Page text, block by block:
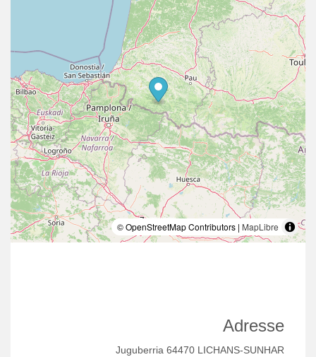
© OpenStreetMap Contributors | MapLibre
Adresse
Juguberria 64470 LICHANS-SUNHAR